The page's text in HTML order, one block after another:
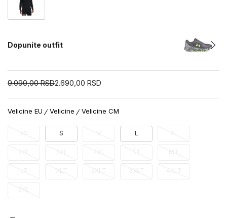
Dopunite outfit
9.090,00 RSD2.690,00 RSD
Velicine EU Velicine Velicine CM
S L
3XLT 4XLT